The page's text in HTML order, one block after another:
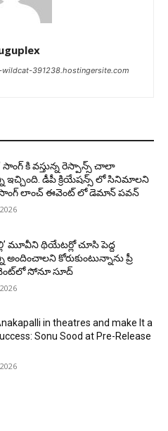
391238.hostingersite.com
సాంగ్ కి వస్తున్న రెస్పాన్స్ చాలా
ఇచ్చింది. డీపీ క్రియేషన్స్ లో సినిమాలని
సాంగ్ లాంచ్ ఈవెంట్ లో డెమాన్ పవన్
మూవీని థియేటర్లో చూసి పెద్ద
కోరుకుంటున్నాను ప్రీ
సోనూ సూద్
in theatres and make It a
Sonu Sood at Pre-Release